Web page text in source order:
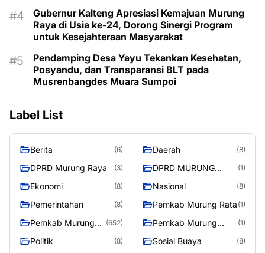
Gubernur Kalteng Apresiasi Kemajuan Murung
Raya di Usia ke-24, Dorong Sinergi Program
untuk Kesejahteraan Masyarakat
Pendamping Desa Yayu Tekankan Kesehatan,
Posyandu, dan Transparansi BLT pada
Musrenbangdes Muara Sumpoi
Label List
Berita (6) Daerah (8)
DPRD Murung Raya (3)
DPRD MURUNG
(1)
Ekonomi (8) Nasional (8)
Pemerintahan (8) Pemkab Murung Rata (1)
Pemkab Murung
(652)
Pemkab Murung
(1)
Politik (8) Sosial Buaya (8)